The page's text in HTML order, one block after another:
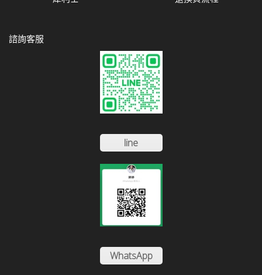
諮詢客服
line
WhatsApp